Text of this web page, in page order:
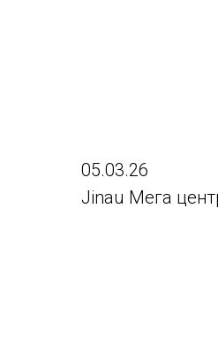
05.03.26
Jinau Мега